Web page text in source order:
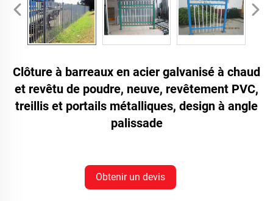
Clôture à barreaux en acier galvanisé à chaud
et revêtu de poudre, neuve, revêtement PVC,
treillis et portails métalliques, design à angle
palissade
Obtenir un devis